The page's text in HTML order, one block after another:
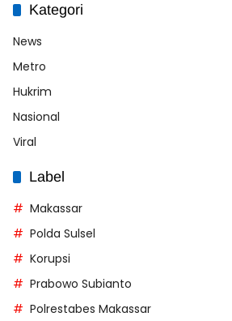
Kategori
News
Metro
Hukrim
Nasional
Viral
Label
Makassar
Polda Sulsel
Korupsi
Prabowo Subianto
Polrestabes Makassar